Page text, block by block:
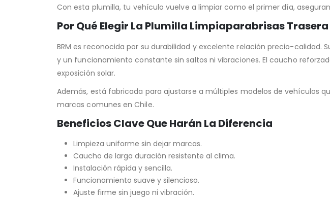
Con esta plumilla, tu vehículo vuelve a limpiar como el primer día,
Por Qué Elegir La Plumilla Limpiaparabrisas Trasera
BRM es reconocida por su durabilidad y excelente relación precio-
y un funcionamiento constante sin saltos ni vibraciones. El caucho
exposición solar.
Además, está fabricada para ajustarse a múltiples modelos de vehículos
marcas comunes en Chile.
Beneficios Clave Que Harán La Diferencia
Limpieza uniforme sin dejar marcas.
Caucho de larga duración resistente al clima.
Instalación rápida y sencilla.
Funcionamiento suave y silencioso.
Ajuste firme sin juego ni vibración.